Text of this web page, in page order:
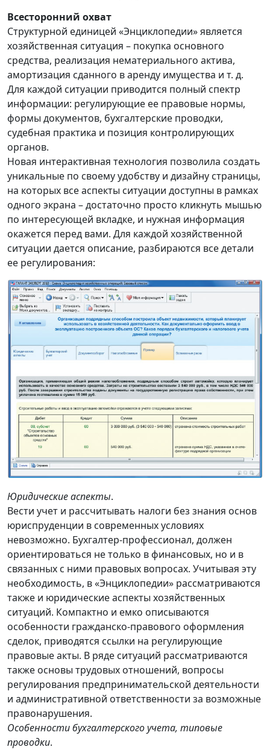
Всесторонний охват
Структурной единицей «Энциклопедии» является
хозяйственная ситуация – покупка основного
средства, реализация нематериального актива,
амортизация сданного в аренду имущества и т. д.
Для каждой ситуации приводится полный спектр
информации: регулирующие ее правовые нормы,
формы документов, бухгалтерские проводки,
судебная практика и позиция контролирующих
органов.
Новая интерактивная технология позволила создать
уникальные по своему удобству и дизайну страницы,
на которых все аспекты ситуации доступны в рамках
одного экрана – достаточно просто кликнуть мышью
по интересующей вкладке, и нужная информация
окажется перед вами. Для каждой хозяйственной
ситуации дается описание, разбираются все детали
ее регулирования:
Юридические аспекты.
Вести учет и рассчитывать налоги без знания основ
юриспруденции в современных условиях
невозможно. Бухгалтер-профессионал, должен
ориентироваться не только в финансовых, но и в
связанных с ними правовых вопросах. Учитывая эту
необходимость, в «Энциклопедии» рассматриваются
также и юридические аспекты хозяйственных
ситуаций. Компактно и емко описываются
особенности гражданско-правового оформления
сделок, приводятся ссылки на регулирующие
правовые акты. В ряде ситуаций рассматриваются
также основы трудовых отношений, вопросы
регулирования предпринимательской деятельности
и административной ответственности за возможные
правонарушения.
Особенности бухгалтерского учета, типовые
проводки.